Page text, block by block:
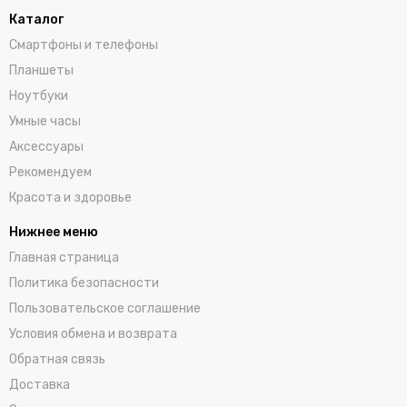
Каталог
Смартфоны и телефоны
Планшеты
Ноутбуки
Умные часы
Аксессуары
Рекомендуем
Красота и здоровье
Нижнее меню
Главная страница
Политика безопасности
Пользовательское соглашение
Условия обмена и возврата
Обратная связь
Доставка